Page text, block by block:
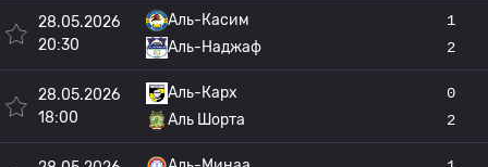
28.05.2026
20:30
Аль-Касим
Аль-Наджаф
1
2
28.05.2026
18:00
Аль-Карх
Аль Шорта
0
2